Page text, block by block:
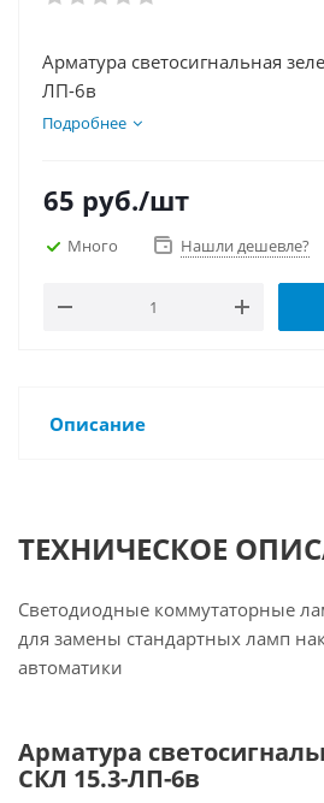
Арматура светосигнальная
ЛП-6в
Подробнее
65 руб./шт
Много Нашли дешевле?
Описание
ТЕХНИЧЕСКОЕ
Светодиодные коммутаторные
для замены стандартных ламп
автоматики
Арматура
СКЛ 15.3-ЛП-6в